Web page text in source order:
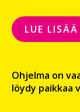
LUE
Ohjelma on
löydy paikkaa